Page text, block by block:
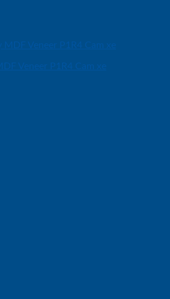
Veneer P1R4 Cam xe